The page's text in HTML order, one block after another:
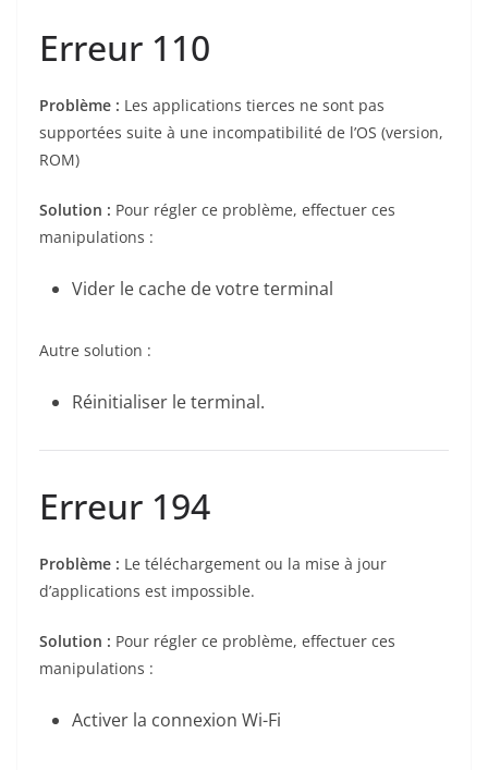
Erreur 110
Problème : Les applications tierces ne sont pas
supportées suite à une incompatibilité de l’OS (version,
ROM)
Solution : Pour régler ce problème, effectuer ces
manipulations :
Vider le cache de votre terminal
Autre solution :
Réinitialiser le terminal.
Erreur 194
Problème : Le téléchargement ou la mise à jour
d’applications est impossible.
Solution : Pour régler ce problème, effectuer ces
manipulations :
Activer la connexion Wi-Fi